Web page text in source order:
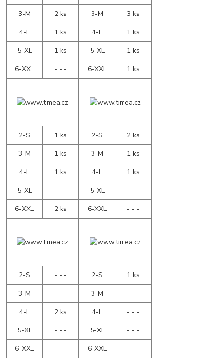
3-M
2 ks
4-L
1 ks
5-XL
1 ks
6-XXL
- - -
3-M
3 ks
4-L
1 ks
5-XL
1 ks
6-XXL
1 ks
2-S
1 ks
3-M
1 ks
4-L
1 ks
5-XL
- - -
6-XXL
2 ks
2-S
2 ks
3-M
1 ks
4-L
1 ks
5-XL
- - -
6-XXL
- - -
2-S
- - -
3-M
- - -
4-L
2 ks
5-XL
- - -
6-XXL
- - -
2-S
1 ks
3-M
- - -
4-L
- - -
5-XL
- - -
6-XXL
- - -